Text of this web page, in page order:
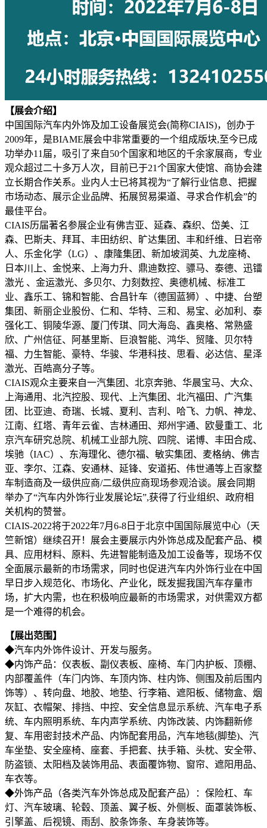
【展会介绍】
中国国际汽车内外饰及加工设备展览会(简称CIAIS)，创办于
2009年，是BIAME展会中非常重要的一个组成版块,至今已成
功举办11届，吸引了来自50个国家和地区的千余家展商，专业
观众超过二十多万人次，目前已于21个国家大使馆、商协会建
立长期合作关系。业内人士已将其视为“了解行业信息、把握
市场动态、展示企业品牌、拓展贸易渠道、寻求合作机会”的
最佳平台。
CIAIS历届著名参展企业有佛吉亚、延森、森织、岱美、江
森、巴斯夫、拜耳、丰田纺织、旷达集团、丰和纤维、日岩帝
人、乐金化学（LG）、康隆集团、新加坡润英、九龙座椅、
日本川上、金悦来、上海力升、鼎迪数控、骠马、泰德、迅镭
激光 、金运激光、多贝尔、力刻数控、奥德机械、标准工
业、鑫乐工、锦和智能、合昌针车（德国蓝狮）、中捷、台塑
集团、新丽企业股份、仁和、华特、三和、易宝、必加利、泰
强化工、铜陵华源、厦门传琪、同大海岛、鑫奥格、常熟盛
欣、广州信征、阿基里斯、巨浪智能、鸿华、贸隆、贝尔特
福、力生智能、豪特、华骏、华港科技、思看、必达信、星泽
激光、百皓高分子等。
CIAIS观众主要来自一汽集团、北京奔驰、华晨宝马、大众、
上海通用、北汽控股、现代、上汽集团、北汽福田、广汽集
团、比亚迪、奇瑞、长城、夏利、吉利、哈飞、力帆、神龙、
江南、红塔、青年云雀、吉林通田、郑州宇通、欧曼重工、北
京汽车研究总院、机械工业部九院、四院、诺博、丰田合成、
埃驰（IAC）、东海理化、德尔福、敏实集团、麦格纳、佛吉
亚、李尔、江森、安通林、延锋、安道拓、伟世通等上百家整
车制造商及一级供应商/二级供应商现场参观洽谈。展会同期
举办了“汽车内外饰行业发展论坛”,获得了行业组织、政府相
关机构的赞誉。
CIAIS-2022将于2022年7月6-8日于北京中国国际展览中心（天
竺新馆）继续召开！展会主要展示内外饰总成及配套产品、模
具、应用材料、原料、先进智能制造及加工设备等，现场不仅
全面展示最新的市场需求，同时也促进汽车内外饰行业在中国
早日步入规范化、市场化、产业化，既发掘我国汽车存量市
场，扩大内需，也在积极响应最新的市场需求，对供需双方都
是一个难得的机会。
【展出范围】
◆汽车内外饰件设计、开发与服务。
◆内饰产品：仪表板、副仪表板、座椅、车门内护板、顶棚、
内部覆盖件（车门内饰、车顶内饰、柱内饰、侧围及前后围内
饰等）、转向盘、地胶、地垫、行李箱、遮阳板、储物盒、烟
灰缸、衣帽架、排挡、中控、安全信息显示系统、汽车电子系
统、车内照明系统、车内声学系统、内饰改装、内饰翻新修
复、车用密封技术产品、内饰配套用品，汽车地毯(脚垫)、汽
车坐垫、安全座椅、座套、手把套、扶手箱、头枕、安全带、
防盗锁、太阳档及装饰用品、表面覆饰物、窗帘、遮阳用品、
车衣等。
◆外饰产品（各类汽车外饰总成及配套产品）：保险杠、车
灯、汽车玻璃、轮毂、顶盖、翼子板、外侧板、面罩装饰板、
引擎盖、后视镜、雨刮、胶条饰条、车身装饰等。